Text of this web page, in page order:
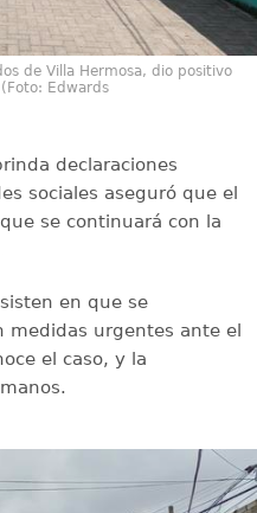
de Villa Hermosa, dio positivo
Edwards
declaraciones
sociales aseguró que el
se continuará con la
en que se
medidas urgentes ante el
el caso, y la